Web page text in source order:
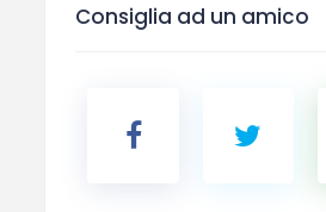
Consiglia ad un amico